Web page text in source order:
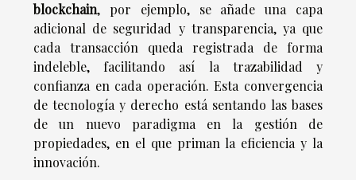
blockchain, por ejemplo, se añade una capa
adicional de seguridad y transparencia, ya que
cada transacción queda registrada de forma
indeleble, facilitando así la trazabilidad y
confianza en cada operación. Esta convergencia
de tecnología y derecho está sentando las bases
de un nuevo paradigma en la gestión de
propiedades, en el que priman la eficiencia y la
innovación.